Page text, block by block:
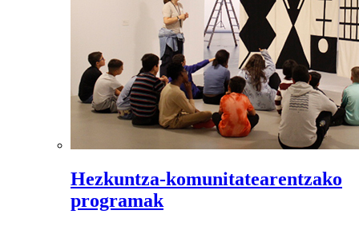
Hezkuntza-komunitatearentzako
programak